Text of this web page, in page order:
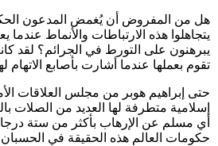
هل من المفروض أن يُغمض المدعون
يتجاهلوا هذه الارتباطات والأنماط عندما
يبرهنون على التورط في الجرائم؟ لقد
تقوم بعملها عندما أشارت بأصابع الاتهام
حتى إبراهيم هوبر من مجلس العلاقات
إسلامية متطرفة لها العديد من الصلات
أي مسلم عن الإرهاب بأكثر من ستة
حكومات العالم هذه الحقيقة في